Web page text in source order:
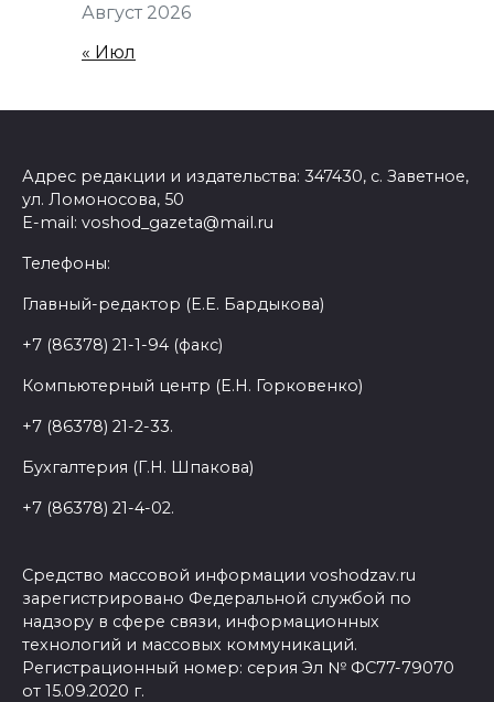
Август 2026
« Июл
Адрес редакции и издательства: 347430, с. Заветное,
ул. Ломоносова, 50
E-mail: voshod_gazeta@mail.ru
Телефоны:
Главный-редактор (Е.Е. Бардыкова)
+7 (86378) 21-1-94 (факс)
Компьютерный центр (Е.Н. Горковенко)
+7 (86378) 21-2-33.
Бухгалтерия (Г.Н. Шпакова)
+7 (86378) 21-4-02.
Средство массовой информации voshodzav.ru
зарегистрировано Федеральной службой по
надзору в сфере связи, информационных
технологий и массовых коммуникаций.
Регистрационный номер: серия Эл № ФС77-79070
от 15.09.2020 г.